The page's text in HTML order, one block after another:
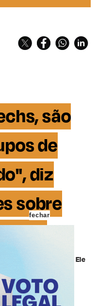
são
de
diz
sobre
do Find 2026. Ele
em um cenário
fechar